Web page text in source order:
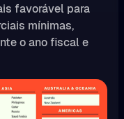
favorável para
mínimas,
o ano fiscal e